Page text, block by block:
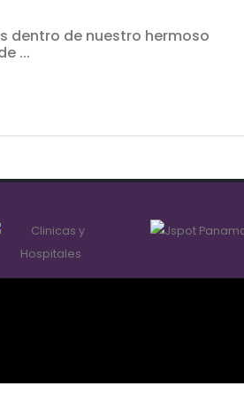
dentro de nuestro hermoso
...